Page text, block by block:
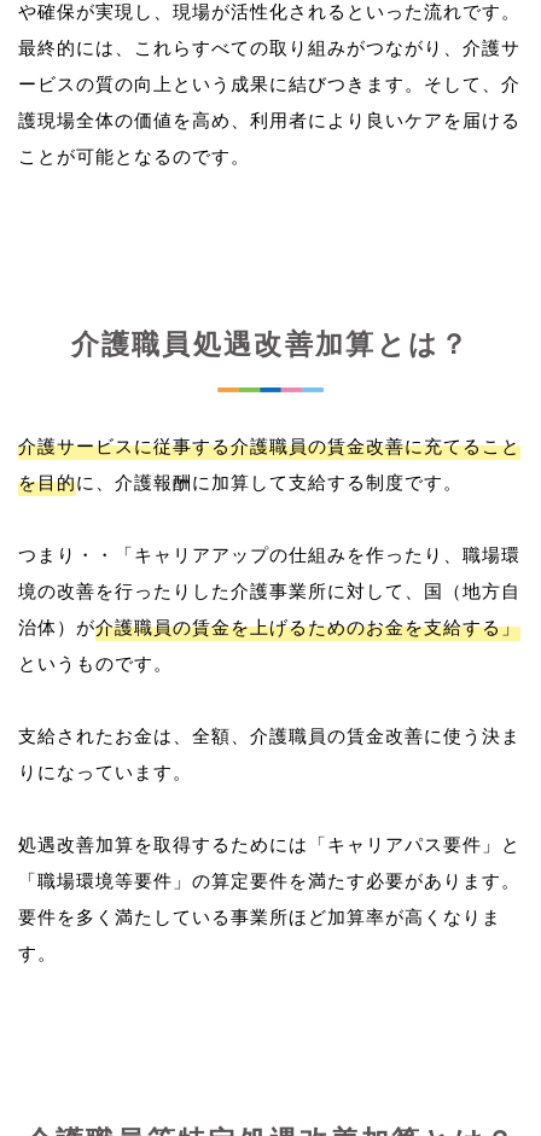
や確保が実現し、現場が活性化されるといった流れです。
最終的には、これらすべての取り組みがつながり、介護サ
ービスの質の向上という成果に結びつきます。そして、介
護現場全体の価値を高め、利用者により良いケアを届ける
介護職員処遇改善加算とは？
介護サービスに従事する介護職員の賃金改善に充てること
を目的に、介護報酬に加算して支給する制度です。
つまり・・「キャリアアップの仕組みを作ったり、職場環
境の改善を行ったりした介護事業所に対して、国（地方自
治体）が介護職員の賃金を上げるためのお金を支給する」
というものです。
支給されたお金は、全額、介護職員の賃金改善に使う決ま
りになっています。
処遇改善加算を取得するためには「キャリアパス要件」と
「職場環境等要件」の算定要件を満たす必要があります。
要件を多く満たしている事業所ほど加算率が高くなりま
す。